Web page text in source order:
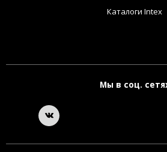
Каталоги Intex
Мы в соц.